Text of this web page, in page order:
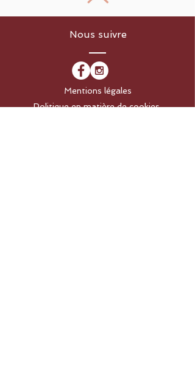
Nous suivre
Mentions légales
Politique en matière de cookies